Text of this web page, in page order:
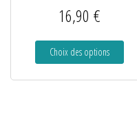
16,90 €
Choix des options